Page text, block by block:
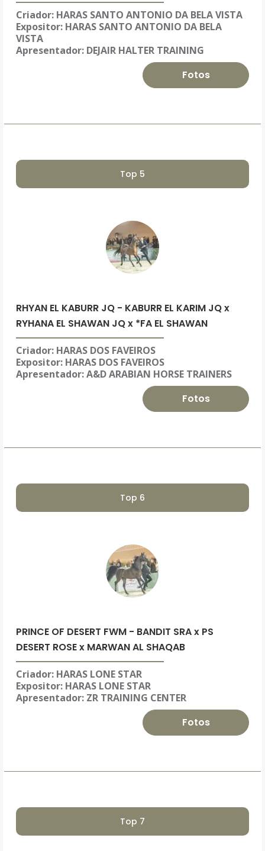
Criador: HARAS SANTO ANTONIO DA BELA VISTA
Expositor: HARAS SANTO ANTONIO DA BELA
VISTA
Apresentador: DEJAIR HALTER TRAINING
Fotos
Top 5
RHYAN EL KABURR JQ - KABURR EL KARIM JQ x
RYHANA EL SHAWAN JQ x *FA EL SHAWAN
Criador: HARAS DOS FAVEIROS
Expositor: HARAS DOS FAVEIROS
Apresentador: A&D ARABIAN HORSE TRAINERS
Fotos
Top 6
PRINCE OF DESERT FWM - BANDIT SRA x PS
DESERT ROSE x MARWAN AL SHAQAB
Criador: HARAS LONE STAR
Expositor: HARAS LONE STAR
Apresentador: ZR TRAINING CENTER
Fotos
Top 7